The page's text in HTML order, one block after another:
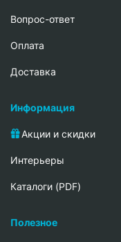
Вопрос-ответ
Oплата
Доставка
Информация
Акции и скидки
Интерьеры
Каталоги (PDF)
Полезное